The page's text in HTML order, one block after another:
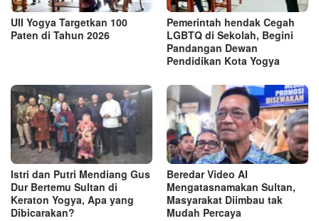
UII Yogya Targetkan 100
Paten di Tahun 2026
Pemerintah hendak Cegah
LGBTQ di Sekolah, Begini
Pandangan Dewan
Pendidikan Kota Yogya
Istri dan Putri Mendiang Gus
Dur Bertemu Sultan di
Keraton Yogya, Apa yang
Dibicarakan?
Beredar Video AI
Mengatasnamakan Sultan,
Masyarakat Diimbau tak
Mudah Percaya